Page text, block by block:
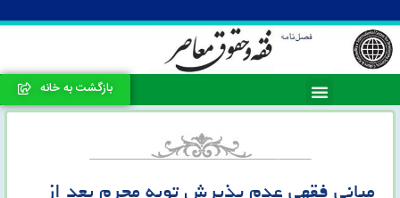
بازگشت به خانه